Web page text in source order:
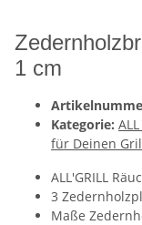
1 cm
Kategorie:
für Deinen
ALL'GRILL
3
Maße